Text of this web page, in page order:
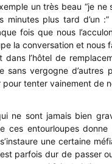
un très beau “je ne
minutes plus tard d’un
fois que nous
la conversation et nous
l’hôtel de
sans vergogne
tenter vainement de
ne sont jamais bien
ces entourloupes donne
une certaine
parfois dur de passer